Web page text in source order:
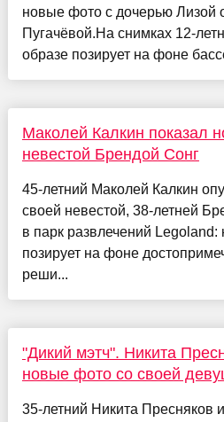
новые фото с дочерью Лизой
Пугачёвой.На снимках 12-
образе позирует на фоне
Маколей Калкин показал
невестой Брендой Сонг
45-летний Маколей Калкин
своей невестой, 38-летней
в парк развлечений Legoland:
позирует на фоне
реши...
"Дикий мэтч". Никита
новые фото со своей
35-летний Никита Пресняков